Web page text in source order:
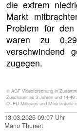
die extrem
Markt
Problem für
waren zu
verschwindend
zugegen.
© AGF Videoforschung in
Zuschauer ab 3 Jahren und 14-
D+EU Millionen und Marktanteile
13.03.2025 09:07 Uhr
Mario Thunert